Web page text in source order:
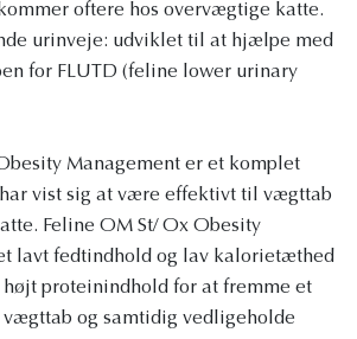
oftere hos overvægtige katte.
urinveje: udviklet til at hjælpe med
for FLUTD (feline lower urinary
Management er et komplet
vist sig at være effektivt til vægttab
Feline OM St/ Ox Obesity
lavt fedtindhold og lav kalorietæthed
proteinindhold for at fremme et
og samtidig vedligeholde